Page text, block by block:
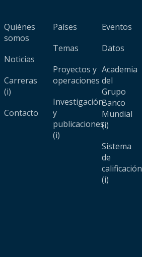
Quiénes
somos
Noticias
Carreras
(i)
Contacto
Países
Temas
Proyectos y
operaciones
Investigación
y
publicaciones
(i)
Eventos
Datos
Academia
del
Grupo
Banco
Mundial
(i)
Sistema
de
calificación
(i)